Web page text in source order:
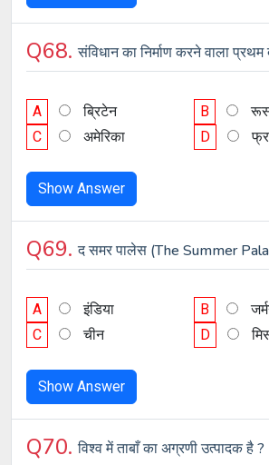
Q68.संविधान का निर्माण करने वाला
A ब्रिटेन B
C
अमेरिका D
Show Answer
Q69.द समर पालेस (The Summer
A इंडिया B
C
चीन D
Show Answer
Q70.विश्व में ताबाँ का अग्रणी उत्पादक है ?